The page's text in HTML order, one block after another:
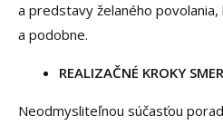
a predstavy želaného povolania,
a podobne.
REALIZAČNÉ KROKY
Neodmysliteľnou súčasťou